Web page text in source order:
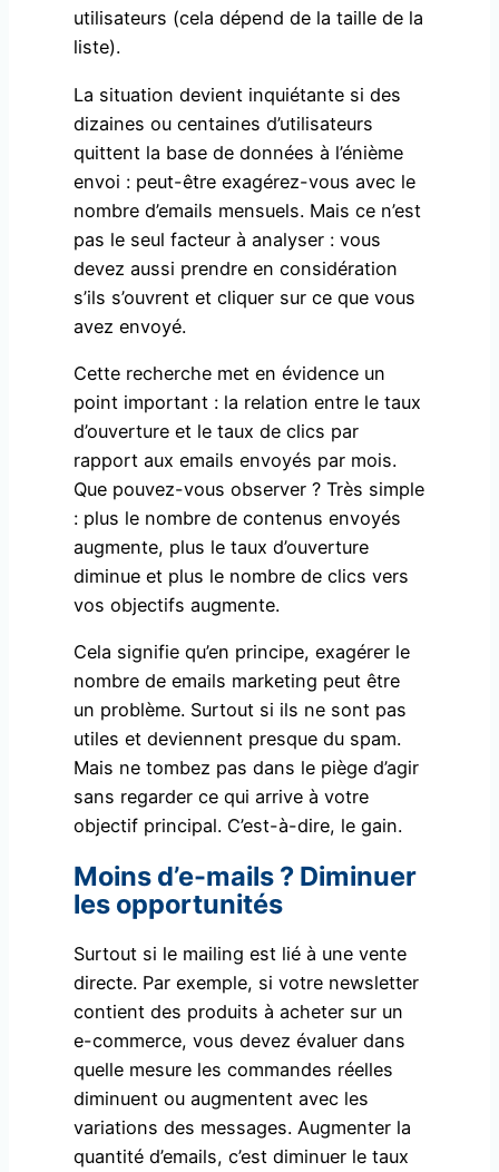
utilisateurs (cela dépend de la taille de la
liste).
La situation devient inquiétante si des
dizaines ou centaines d’utilisateurs
quittent la base de données à l’énième
envoi : peut-être exagérez-vous avec le
nombre d’emails mensuels. Mais ce n’est
pas le seul facteur à analyser : vous
devez aussi prendre en considération
s’ils s’ouvrent et cliquer sur ce que vous
avez envoyé.
Cette recherche met en évidence un
point important : la relation entre le taux
d’ouverture et le taux de clics par
rapport aux emails envoyés par mois.
Que pouvez-vous observer ? Très simple
: plus le nombre de contenus envoyés
augmente, plus le taux d’ouverture
diminue et plus le nombre de clics vers
vos objectifs augmente.
Cela signifie qu’en principe, exagérer le
nombre de emails marketing peut être
un problème. Surtout si ils ne sont pas
utiles et deviennent presque du spam.
Mais ne tombez pas dans le piège d’agir
sans regarder ce qui arrive à votre
objectif principal. C’est-à-dire, le gain.
Moins d’e-mails ? Diminuer
les opportunités
Surtout si le mailing est lié à une vente
directe. Par exemple, si votre newsletter
contient des produits à acheter sur un
e-commerce, vous devez évaluer dans
quelle mesure les commandes réelles
diminuent ou augmentent avec les
variations des messages. Augmenter la
quantité d’emails, c’est diminuer le taux